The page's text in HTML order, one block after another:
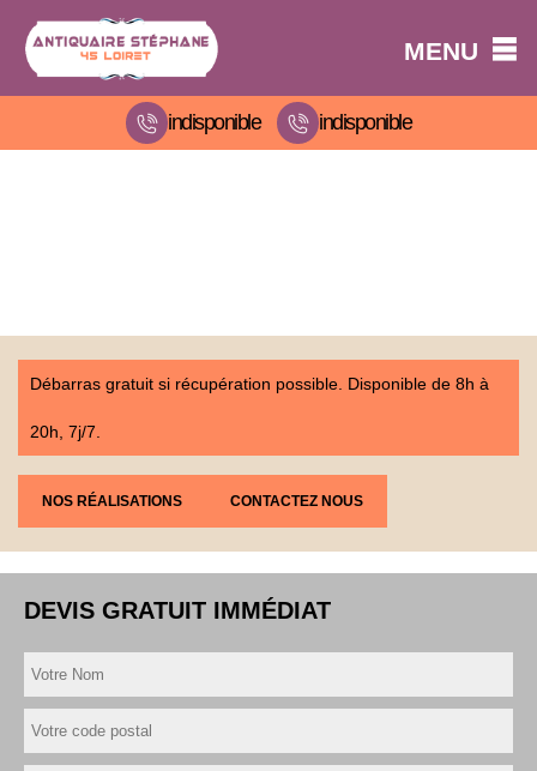
MENU
indisponible indisponible
Débarras gratuit si récupération possible. Disponible de 8h à
20h, 7j/7.
NOS RÉALISATIONS CONTACTEZ NOUS
DEVIS GRATUIT IMMÉDIAT